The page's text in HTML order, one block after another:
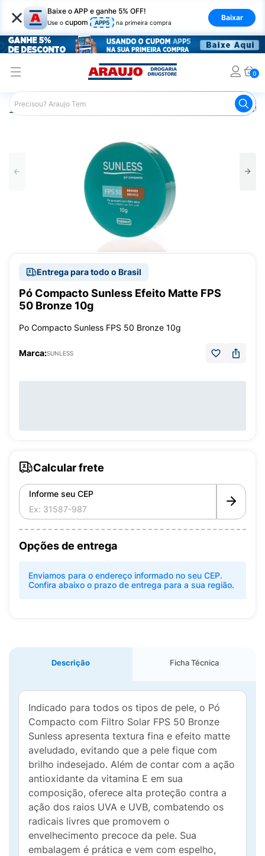
× Baixe o APP e ganhe 5% OFF!
Use o cupom APP5 na primeira compra
Baixar
0
Araujo Maquiagem Pó
Entrega para todo o Brasil
Pó Compacto Sunless Efeito Matte FPS
50 Bronze 10g
Po Compacto Sunless FPS 50 Bronze 10g
Marca:SUNLESS
Calcular frete
Informe seu CEP
Opções de entrega
Enviamos para o endereço informado no seu CEP.
Confira abaixo o prazo de entrega para a sua região.
Descrição Ficha Técnica
Indicado para todos os tipos de pele, o Pó
Compacto com Filtro Solar FPS 50 Bronze
Sunless apresenta textura fina e efeito matte
aveludado, evitando que a pele fique com
brilho indesejado. Além de contar com a ação
antioxidante da vitamina E em sua
composição, oferece alta proteção contra a
ação dos raios UVA e UVB, combatendo os
radicais livres que promovem o
envelhecimento precoce da pele. Sua
embalagem é prática e vem com espelho,